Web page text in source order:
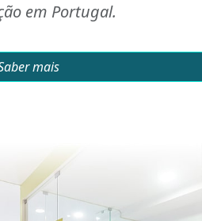
em Portugal.
mais